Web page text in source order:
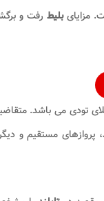
مزایایبلیط رفت و
تودی می باشد.
، پروازهای مستقیم و